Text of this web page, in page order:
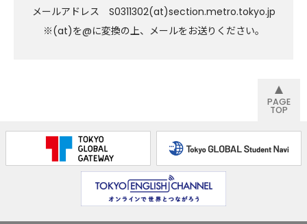
メールアドレス S0311302(at)section.metro.tokyo.jp
※(at)を@に変換の上、メールをお送りください。
PAGE
TOP